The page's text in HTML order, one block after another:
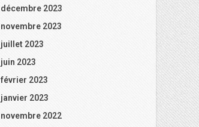
décembre 2023
novembre 2023
juillet 2023
juin 2023
février 2023
janvier 2023
novembre 2022